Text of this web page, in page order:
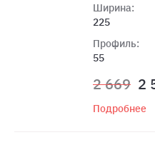
Ширина:
225
Профиль:
55
2 669 2
Подробнее